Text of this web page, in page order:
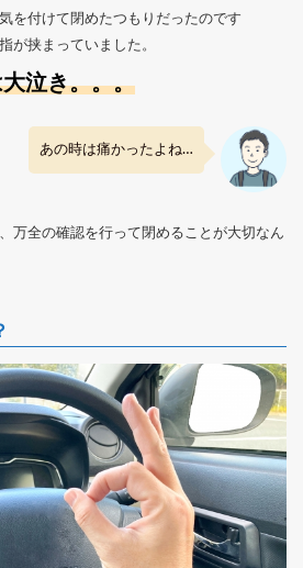
を付けて閉めたつもりだったのです
が挟まっていました。
泣き。。。
あの時は痛かったよね…
万全の確認を行って閉めることが大切なん